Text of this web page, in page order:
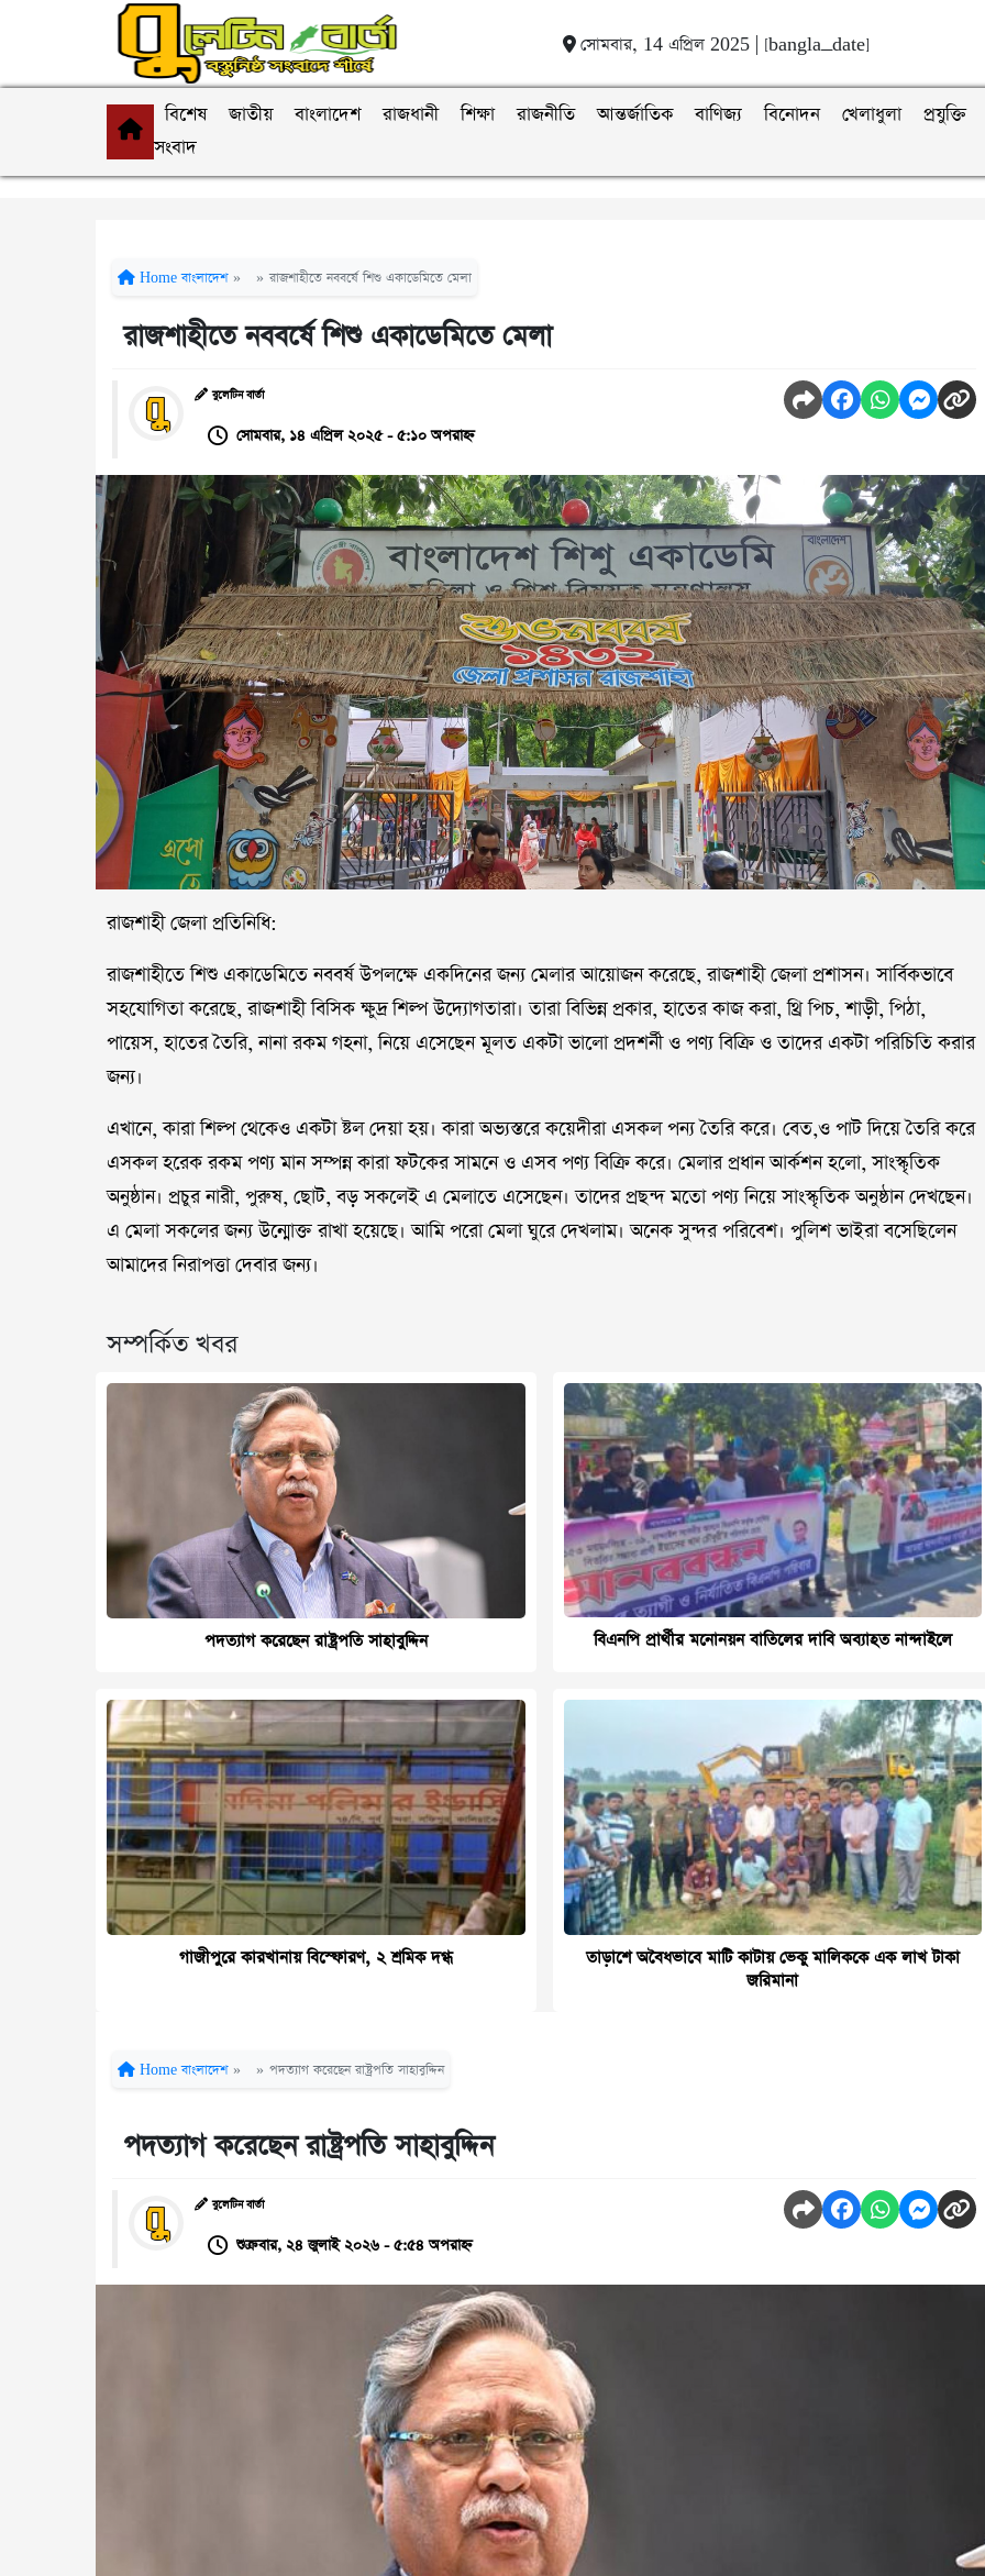
সোমবার, 14 এপ্রিল 2025 | [bangla_date]
বিশেষ
সংবাদ
জাতীয় বাংলাদেশ রাজধানী শিক্ষা রাজনীতি আন্তর্জাতিক বাণিজ্য বিনোদন খেলাধুলা প্রযুক্তি
Home বাংলাদেশ » » রাজশাহীতে নববর্ষে শিশু একাডেমিতে মেলা
রাজশাহীতে নববর্ষে শিশু একাডেমিতে মেলা
বুলেটিন বার্তা
সোমবার, ১৪ এপ্রিল ২০২৫ - ৫:১০ অপরাহ্ন
রাজশাহী জেলা প্রতিনিধি:
রাজশাহীতে শিশু একাডেমিতে নববর্ষ উপলক্ষে একদিনের জন্য মেলার আয়োজন করেছে, রাজশাহী জেলা প্রশাসন। সার্বিকভাবে
সহযোগিতা করেছে, রাজশাহী বিসিক ক্ষুদ্র শিল্প উদ্যোগতারা। তারা বিভিন্ন প্রকার, হাতের কাজ করা, থ্রি পিচ, শাড়ী, পিঠা,
পায়েস, হাতের তৈরি, নানা রকম গহনা, নিয়ে এসেছেন মূলত একটা ভালো প্রদশর্নী ও পণ্য বিক্রি ও তাদের একটা পরিচিতি করার
জন্য।
এখানে, কারা শিল্প থেকেও একটা ষ্টল দেয়া হয়। কারা অভ্যস্তরে কয়েদীরা এসকল পন্য তৈরি করে। বেত,ও পাট দিয়ে তৈরি করে
এসকল হরেক রকম পণ্য মান সম্পন্ন কারা ফটকের সামনে ও এসব পণ্য বিক্রি করে। মেলার প্রধান আর্কশন হলো, সাংস্কৃতিক
অনুষ্ঠান। প্রচুর নারী, পুরুষ, ছোট, বড় সকলেই এ মেলাতে এসেছেন। তাদের প্রছন্দ মতো পণ্য নিয়ে সাংস্কৃতিক অনুষ্ঠান দেখছেন।
এ মেলা সকলের জন্য উন্মোক্ত রাখা হয়েছে। আমি পরো মেলা ঘুরে দেখলাম। অনেক সুন্দর পরিবেশ। পুলিশ ভাইরা বসেছিলেন
আমাদের নিরাপত্তা দেবার জন্য।
সম্পর্কিত খবর
পদত্যাগ করেছেন রাষ্ট্রপতি সাহাবুদ্দিন বিএনপি প্রার্থীর মনোনয়ন বাতিলের দাবি অব্যাহত নান্দাইলে
গাজীপুরে কারখানায় বিস্ফোরণ, ২ শ্রমিক দগ্ধ
তাড়াশে অবৈধভাবে মাটি কাটায় ভেকু মালিককে এক লাখ টাকা
জরিমানা
Home বাংলাদেশ » » পদত্যাগ করেছেন রাষ্ট্রপতি সাহাবুদ্দিন
পদত্যাগ করেছেন রাষ্ট্রপতি সাহাবুদ্দিন
বুলেটিন বার্তা
শুক্রবার, ২৪ জুলাই ২০২৬ - ৫:৫৪ অপরাহ্ন